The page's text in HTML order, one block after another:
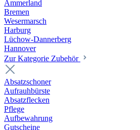
Ammerland
Bremen
Wesermarsch
Harburg
Lüchow-Dannerberg
Hannover
Zur Kategorie Zubehör
Absatzschoner
Aufrauhbürste
Absatzflecken
Pflege
Aufbewahrung
Gutscheine